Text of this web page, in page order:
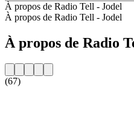
À propos de Radio Tell - Jodel
À propos de Radio Tell - Jodel
À propos de Radio
(67)